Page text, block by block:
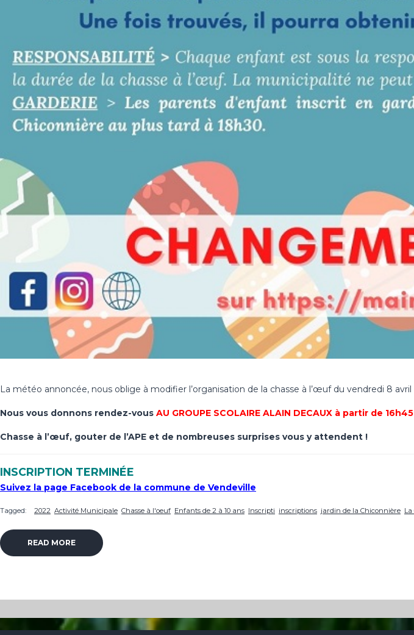
La météo annoncée, nous oblige à modifier l’organisation de la chasse à l’œuf du vendredi 8 avril
Nous vous donnons rendez-vous AU GROUPE SCOLAIRE ALAIN DECAUX à partir de 16h45
Chasse à l’œuf, gouter de l’APE et de nombreuses surprises vous y attendent !
INSCRIPTION TERMINÉE
Suivez la page Facebook de la commune de Vendeville
Tagged: 2022 Activité Municipale Chasse à l'oeuf Enfants de 2 à 10 ans Inscripti inscriptions jardin de la Chiconnière
READ MORE